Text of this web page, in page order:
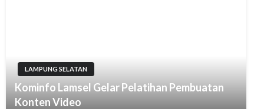
LAMPUNG SELATAN
Kominfo Lamsel Gelar Pelatihan Pembuatan
Konten Video